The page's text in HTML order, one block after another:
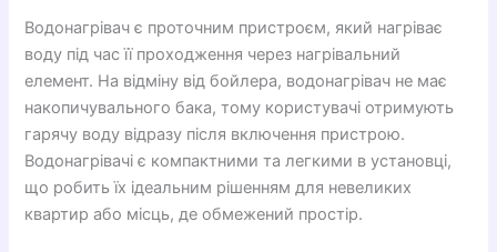
Водонагрівач є проточним пристроєм, який нагріває
воду під час її проходження через нагрівальний
елемент. На відміну від бойлера, водонагрівач не має
накопичувального бака, тому користувачі отримують
гарячу воду відразу після включення пристрою.
Водонагрівачі є компактними та легкими в установці,
що робить їх ідеальним рішенням для невеликих
квартир або місць, де обмежений простір.